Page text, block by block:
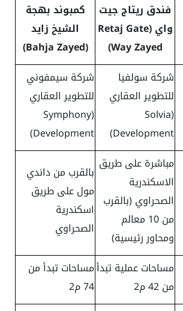
فندق ريتاج جيت
واي (Retaj Gate
Way Zayed)
كمبوند بهجة
الشيخ زايد
(Bahja Zayed)
شركة سولفيا
للتطوير العقاري
(Solvia
Development)
شركة سيمفوني
للتطوير العقاري
(Symphony
Development)
مباشرة على طريق
الاسكندرية
الصحراوي (بالقرب
من 10 معالم
ومحاور رئيسية)
بالقرب من داندي
مول على طريق
اسكندرية
الصحراوي
مساحات عملية تبدأ
من42م2
مساحات تبدأ من
74م2